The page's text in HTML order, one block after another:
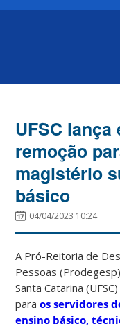
UFSC lança
remoção
magistério
básico
04/04/2023 10:24
A Pró-Reitoria de
Pessoas
Santa Catarina
paraos servidores
ensino básico,